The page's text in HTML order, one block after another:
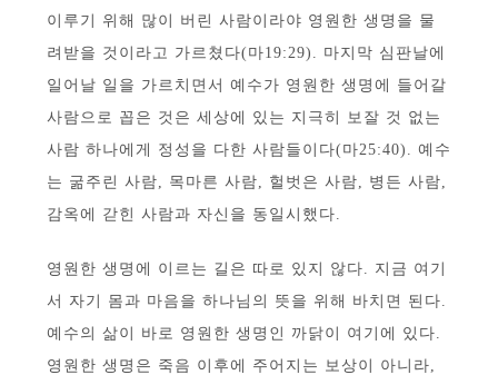
이루기 위해 많이 버린 사람이라야 영원한 생명을 물
려받을 것이라고 가르쳤다(마19:29). 마지막 심판날에
일어날 일을 가르치면서 예수가 영원한 생명에 들어갈
사람으로 꼽은 것은 세상에 있는 지극히 보잘 것 없는
사람 하나에게 정성을 다한 사람들이다(마25:40). 예수
는 굶주린 사람, 목마른 사람, 헐벗은 사람, 병든 사람,
감옥에 갇힌 사람과 자신을 동일시했다.
영원한 생명에 이르는 길은 따로 있지 않다. 지금 여기
서 자기 몸과 마음을 하나님의 뜻을 위해 바치면 된다.
예수의 삶이 바로 영원한 생명인 까닭이 여기에 있다.
영원한 생명은 죽음 이후에 주어지는 보상이 아니라,